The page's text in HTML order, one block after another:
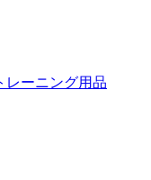
レーニング用品